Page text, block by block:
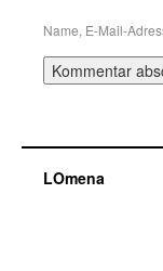
Name, E-Mail-
LOmena